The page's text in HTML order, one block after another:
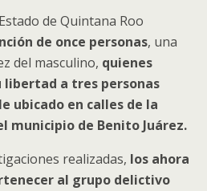
de Quintana Roo
de once personas, una
del masculino, quienes
libertad a tres personas
ubicado en calles de la
municipio de Benito Juárez.
realizadas, los ahora
al grupo delictivo